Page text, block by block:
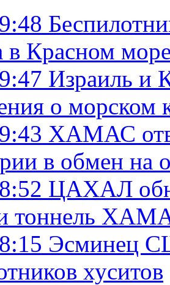
в Красном
Израиль и
о морском
ХАМАС
в обмен на
ЦАХАЛ
тоннель
Эсминец
хуситов